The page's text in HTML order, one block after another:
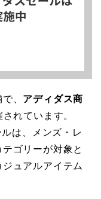
、 アディダス商
れています。
は、メンズ・レ
ゴリーが対象と
ュアルアイテム